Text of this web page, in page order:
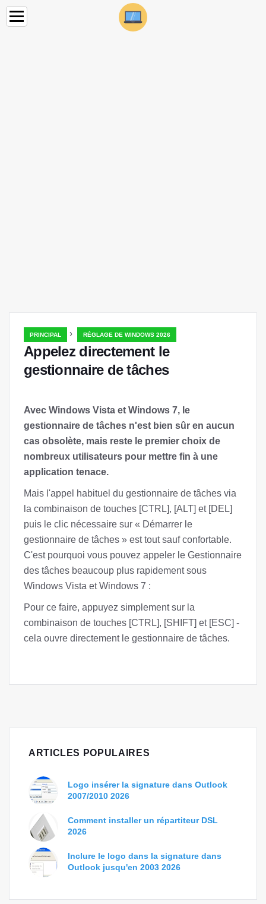
PRINCIPAL › RÉGLAGE DE WINDOWS 2026
Appelez directement le
gestionnaire de tâches
Avec Windows Vista et Windows 7, le
gestionnaire de tâches n'est bien sûr en aucun
cas obsolète, mais reste le premier choix de
nombreux utilisateurs pour mettre fin à une
application tenace.
Mais l'appel habituel du gestionnaire de tâches via
la combinaison de touches [CTRL], [ALT] et [DEL]
puis le clic nécessaire sur « Démarrer le
gestionnaire de tâches » est tout sauf confortable.
C'est pourquoi vous pouvez appeler le Gestionnaire
des tâches beaucoup plus rapidement sous
Windows Vista et Windows 7 :
Pour ce faire, appuyez simplement sur la
combinaison de touches [CTRL], [SHIFT] et [ESC] -
cela ouvre directement le gestionnaire de tâches.
ARTICLES POPULAIRES
Logo insérer la signature dans Outlook
2007/2010 2026
Comment installer un répartiteur DSL
2026
Inclure le logo dans la signature dans
Outlook jusqu'en 2003 2026